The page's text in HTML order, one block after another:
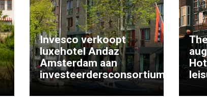
Invesco verkoopt
luxehotel Andaz
Amsterdam aan
investeerdersconsortium